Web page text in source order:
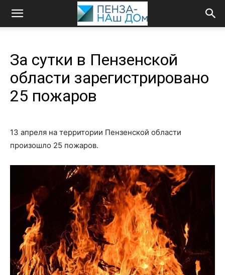
За сутки в Пензенской
области зарегистрировано
25 пожаров
13 апреля на территории Пензенской области
произошло 25 пожаров.